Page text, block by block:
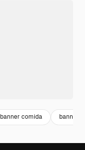
banner comida banner